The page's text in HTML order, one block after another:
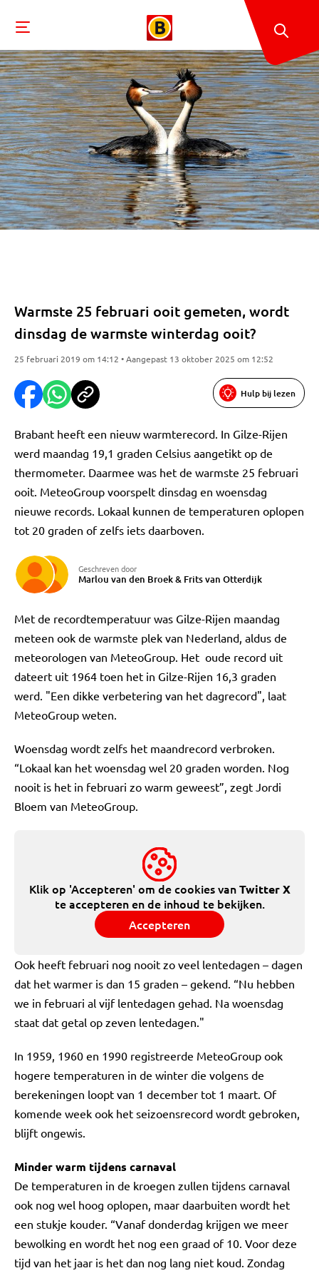
Warmste 25 februari ooit gemeten, wordt
dinsdag de warmste winterdag ooit?
25 februari 2019 om 14:12 • Aangepast 13 oktober 2025 om 12:52
Hulp bij lezen
Brabant heeft een nieuw warmterecord. In Gilze-Rijen
werd maandag 19,1 graden Celsius aangetikt op de
thermometer. Daarmee was het de warmste 25 februari
ooit. MeteoGroup voorspelt dinsdag en woensdag
nieuwe records. Lokaal kunnen de temperaturen oplopen
tot 20 graden of zelfs iets daarboven.
Geschreven door
Marlou van den Broek& Frits van Otterdijk
Met de recordtemperatuur was Gilze-Rijen maandag
meteen ook de warmste plek van Nederland, aldus de
meteorologen van MeteoGroup. Het oude record uit
dateert uit 1964 toen het in Gilze-Rijen 16,3 graden
werd. "Een dikke verbetering van het dagrecord", laat
MeteoGroup weten.
Woensdag wordt zelfs het maandrecord verbroken.
“Lokaal kan het woensdag wel 20 graden worden. Nog
nooit is het in februari zo warm geweest”, zegt Jordi
Bloem van MeteoGroup.
Klik op 'Accepteren' om de cookies vanTwitter X
te accepteren en de inhoud te bekijken.
Accepteren
Ook heeft februari nog nooit zo veel lentedagen – dagen
dat het warmer is dan 15 graden – gekend. “Nu hebben
we in februari al vijf lentedagen gehad. Na woensdag
staat dat getal op zeven lentedagen."
In 1959, 1960 en 1990 registreerde MeteoGroup ook
hogere temperaturen in de winter die volgens de
berekeningen loopt van 1 december tot 1 maart. Of
komende week ook het seizoensrecord wordt gebroken,
blijft ongewis.
Minder warm tijdens carnaval
De temperaturen in de kroegen zullen tijdens carnaval
ook nog wel hoog oplopen, maar daarbuiten wordt het
een stukje kouder. “Vanaf donderdag krijgen we meer
bewolking en wordt het nog een graad of 10. Voor deze
tijd van het jaar is het dan nog lang niet koud. Zondag